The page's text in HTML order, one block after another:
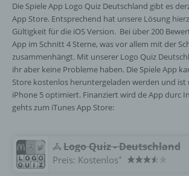
Die Spiele App Logo Quiz Deutschland gibt es
App Store. Entsprechend hat unsere Lösung
Gültigkeit für die iOS Version. Bei über 200
App im Schnitt 4 Sterne, was vor allem mit der
zusammenhängt. Mit unserer Logo Quiz
ihr aber keine Probleme haben. Die Spiele App
Store kostenlos heruntergeladen werden und
iPhone 5 optimiert. Finanziert wird de App durc
gehts zum iTunes App Store:
‎Logo Quiz - Deutschland
Preis: Kostenlos+
sie mit der Verarbeitung der sie
personenbezogenen Daten
ist.
Name und Anschrift des für die
der Europäischen Union geltenden
Datenschutzgesetze und anderer
mit datenschutzrechtlichem Charakter